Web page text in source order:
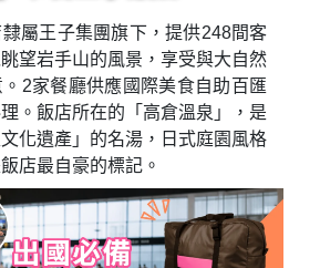
屬王子集團旗下，提供248間客
望岩手山的風景，享受與大自然
2家餐廳供應國際美食自助百匯
。飯店所在的「高倉溫泉」，是
化遺產」的名湯，日式庭園風格
店最自豪的標記。